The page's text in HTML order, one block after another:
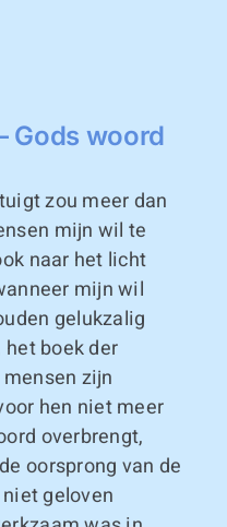
Gods woord
zou meer dan
mijn wil te
naar het licht
mijn wil
gelukzalig
boek der
zijn
hen niet meer
overbrengt,
oorsprong van de
geloven